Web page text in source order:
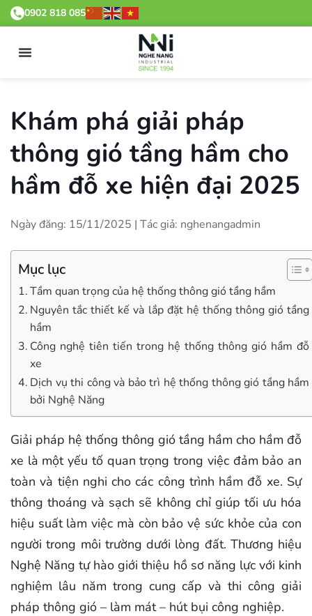
0902 818 085
Khám phá giải pháp
thông gió tầng hầm cho
hầm đỗ xe hiện đại 2025
Ngày đăng: 15/11/2025 | Tác giả: nghenangadmin
Mục lục
Tầm quan trọng của hệ thống thông gió tầng hầm
Nguyên tắc thiết kế và lắp đặt hệ thống thông gió tầng
hầm
Công nghệ tiên tiến trong hệ thống thông gió hầm đỗ
xe
Dịch vụ thi công và bảo trì hệ thống thông gió tầng hầm
bởi Nghệ Năng
Giải pháp hệ thống thông gió tầng hầm cho hầm đỗ
xe là một yếu tố quan trọng trong việc đảm bảo an
toàn và tiện nghi cho các công trình hầm đỗ xe. Sự
thông thoáng và sạch sẽ không chỉ giúp tối ưu hóa
hiệu suất làm việc mà còn bảo vệ sức khỏe của con
người trong môi trường dưới lòng đất. Thương hiệu
Nghệ Năng tự hào giới thiệu hồ sơ năng lực với kinh
nghiệm lâu năm trong cung cấp và thi công giải
pháp thông gió – làm mát – hút bụi công nghiệp.